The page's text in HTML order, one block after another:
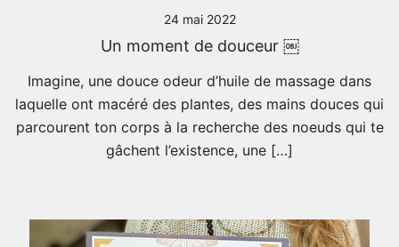
24 mai 2022
Un moment de douceur ￼
Imagine, une douce odeur d’huile de massage dans
laquelle ont macéré des plantes, des mains douces qui
parcourent ton corps à la recherche des noeuds qui te
gâchent l’existence, une […]